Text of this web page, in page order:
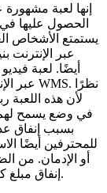
إنها لعبة
الحصول عليها
يستمتع الأشخاص
عبر الإنترنت
أيضًا. لعبة
لأن هذه اللعبة
في وضع يسمح لهم
بسبب إنفاق
للمحترفين أيضًا
أو الإدمان. من
إنفاق مبلغ كبير جدًا من اليوم أو المال على الموانئ الرخيصة.